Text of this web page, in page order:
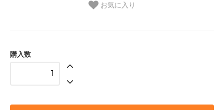
お気に入り
購入数